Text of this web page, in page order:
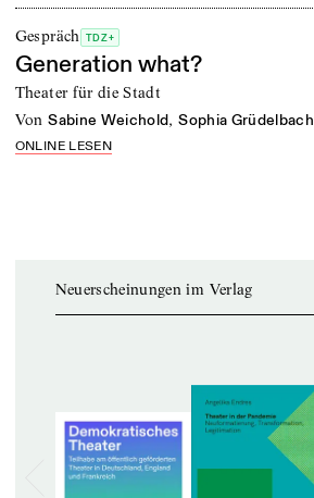
Gespräch TDZ+
Generation what?
Theater für die Stadt
von Sabine Weichold,Sophia Grüdelbach
ONLINE LESEN
Neuerscheinungen im Verlag